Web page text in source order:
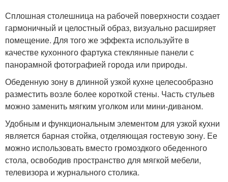
Сплошная столешница на рабочей поверхности создает
гармоничный и целостный образ, визуально расширяет
помещение. Для того же эффекта используйте в
качестве кухонного фартука стеклянные панели с
панорамной фотографией города или природы.
Обеденную зону в длинной узкой кухне целесообразно
разместить возле более короткой стены. Часть стульев
можно заменить мягким уголком или мини-диваном.
Удобным и функциональным элементом для узкой кухни
является барная стойка, отделяющая гостевую зону. Ее
можно использовать вместо громоздкого обеденного
стола, освободив пространство для мягкой мебели,
телевизора и журнального столика.